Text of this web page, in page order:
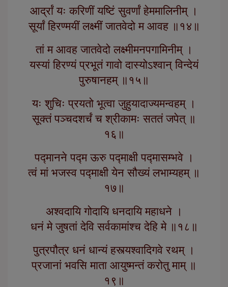
आर्द्रां यः करिणीं यष्टिं सुवर्णां हेममालिनीम् ।
सूर्यां हिरण्मयीं लक्ष्मीं जातवेदो म आवह ॥१४॥
तां म आवह जातवेदो लक्ष्मीमनपगामिनीम् ।
यस्यां हिरण्यं प्रभूतं गावो दास्योऽश्वान् विन्देयं
पुरुषानहम् ॥१५॥
यः शुचिः प्रयतो भूत्वा जुहुयादाज्यमन्वहम् ।
सूक्तं पञ्चदशर्चं च श्रीकामः सततं जपेत् ॥
१६॥
पद्मानने पद्म ऊरु पद्माक्षी पद्मासम्भवे ।
त्वं मां भजस्व पद्माक्षी येन सौख्यं लभाम्यहम् ॥
१७॥
अश्वदायि गोदायि धनदायि महाधने ।
धनं मे जुषतां देवि सर्वकामांश्च देहि मे ॥१८॥
पुत्रपौत्र धनं धान्यं हस्त्यश्वादिगवे रथम् ।
प्रजानां भवसि माता आयुष्मन्तं करोतु माम् ॥
१९॥